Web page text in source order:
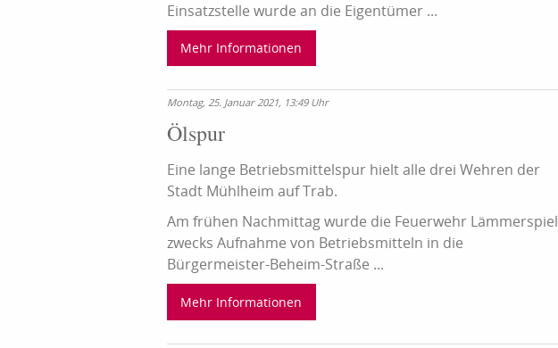
Einsatzstelle wurde an die Eigentümer ...
Mehr Informationen
Montag, 25. Januar 2021, 13:49 Uhr
Ölspur
Eine lange Betriebsmittelspur hielt alle drei Wehren der
Stadt Mühlheim auf Trab.
Am frühen Nachmittag wurde die Feuerwehr Lämmerspiel
zwecks Aufnahme von Betriebsmitteln in die
Bürgermeister-Beheim-Straße ...
Mehr Informationen